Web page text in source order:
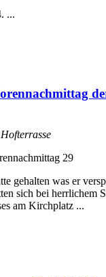
...
gehalten was er
sich bei herrlichem
am Kirchplatz ...